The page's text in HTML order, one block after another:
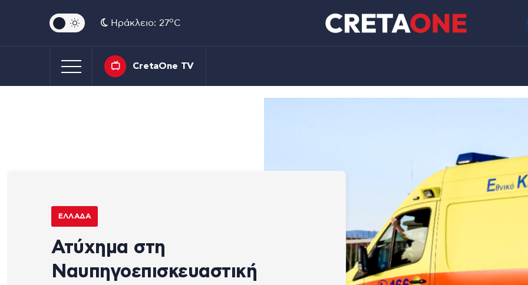
Ηράκλειο: 27oC
CretaOne TV
ΕΛΛΆΔΑ
Ατύχημα στη
Ναυπηγοεπισκευαστική